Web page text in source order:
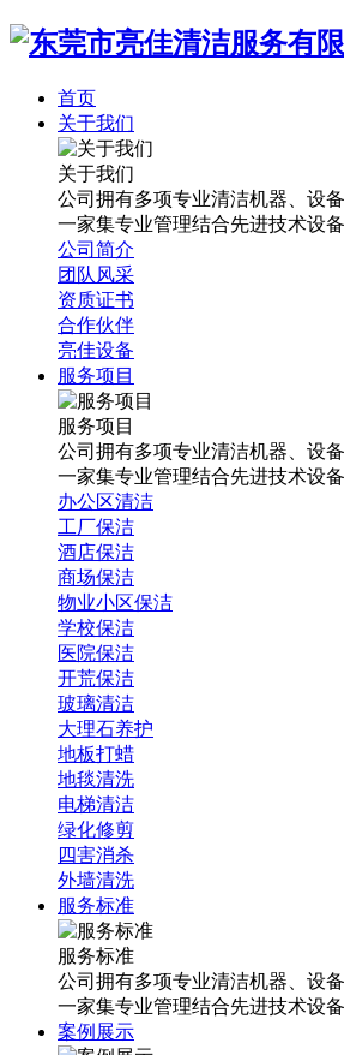
首页
关于我们
关于我们
公司拥有多项专业清洁机器、设
一家集专业管理结合先进技术设
公司简介
团队风采
资质证书
合作伙伴
亮佳设备
服务项目
服务项目
公司拥有多项专业清洁机器、设
一家集专业管理结合先进技术设
办公区清洁
工厂保洁
酒店保洁
商场保洁
物业小区保洁
学校保洁
医院保洁
开荒保洁
玻璃清洁
大理石养护
地板打蜡
地毯清洗
电梯清洁
绿化修剪
四害消杀
外墙清洗
服务标准
服务标准
公司拥有多项专业清洁机器、设
一家集专业管理结合先进技术设
案例展示